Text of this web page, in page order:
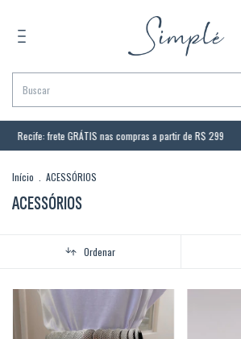
Recife: frete GRÁTIS nas compras a partir de R$ 299
Início ACESSÓRIOS
ACESSÓRIOS
Ordenar